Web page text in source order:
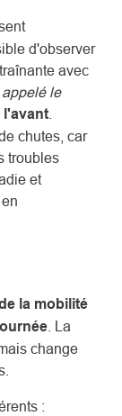
d'observer
avec
appelé le
l'avant
chutes, car
troubles
et
la mobilité
. La
change
: